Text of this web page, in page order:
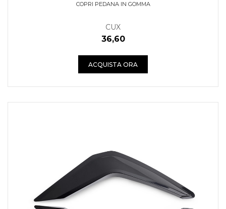
COPRI PEDANA IN GOMMA
CUX
36,60
ACQUISTA ORA